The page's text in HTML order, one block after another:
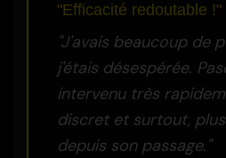
"Efficacité redoutable !"
"J'avais beaucoup de
j'étais désespérée.
intervenu très
discret et surtout,
depuis son passage."